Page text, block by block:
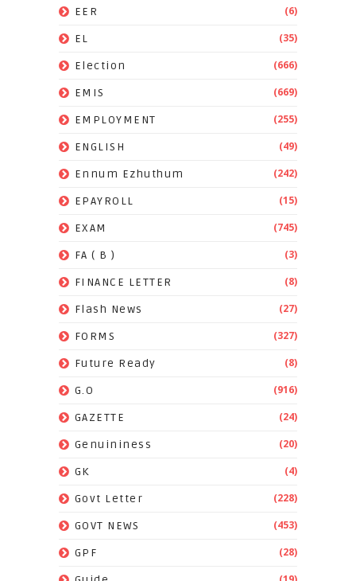
EER (6)
EL (35)
Election (666)
EMIS (669)
EMPLOYMENT (255)
ENGLISH (49)
Ennum Ezhuthum (242)
EPAYROLL (15)
EXAM (745)
FA ( B ) (3)
FINANCE LETTER (8)
Flash News (27)
FORMS (327)
Future Ready (8)
G.O (916)
GAZETTE (24)
Genuininess (20)
GK (4)
Govt Letter (228)
GOVT NEWS (453)
GPF (28)